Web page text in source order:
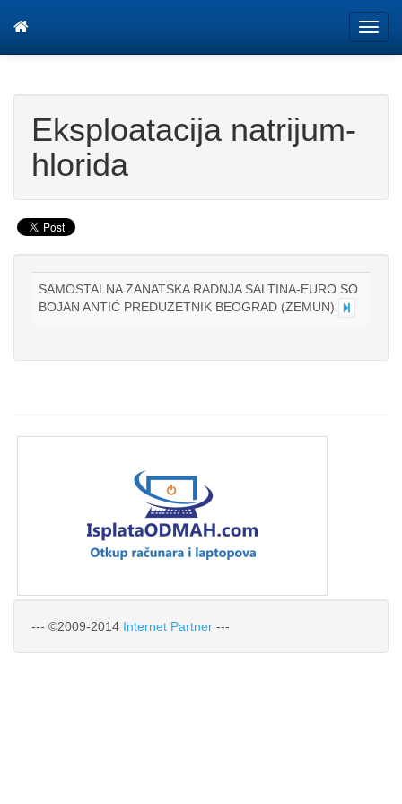
Eksploatacija natrijum-
hlorida
SAMOSTALNA ZANATSKA RADNJA SALTINA-EURO SO
BOJAN ANTIĆ PREDUZETNIK BEOGRAD (ZEMUN)
--- ©2009-2014 Internet Partner ---